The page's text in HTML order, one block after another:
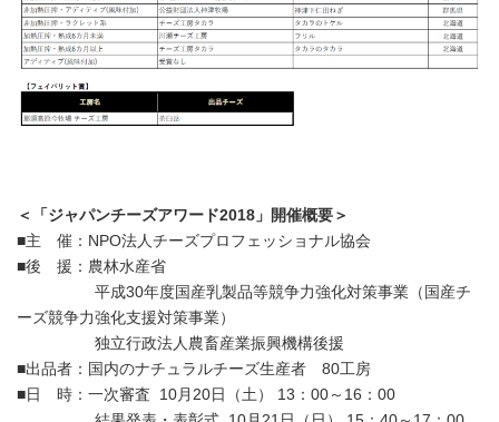
＜「ジャパンチーズアワード2018」開催概要＞
■主 催：NPO法人チーズプロフェッショナル協会
■後 援：農林水産省
平成30年度国産乳製品等競争力強化対策事業（国産チ
ーズ競争力強化支援対策事業）
独立行政法人農畜産業振興機構後援
■出品者：国内のナチュラルチーズ生産者 80工房
■日 時：一次審査 10月20日（土） 13：00～16：00